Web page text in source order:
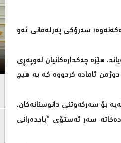
سەرۆکی پەرلەمانی ئەو
هێزە چەکدارەکانیان لەوپەڕی
ئامادە کردووە کە بە هیچ
کرد کە پێشنیازە ١٤ خاڵییەکەی تاران تاکە ڕێگەیە بۆ سەرکەوتنی دانوستانەکان.
سەر ئەستۆی "باجدەرانی